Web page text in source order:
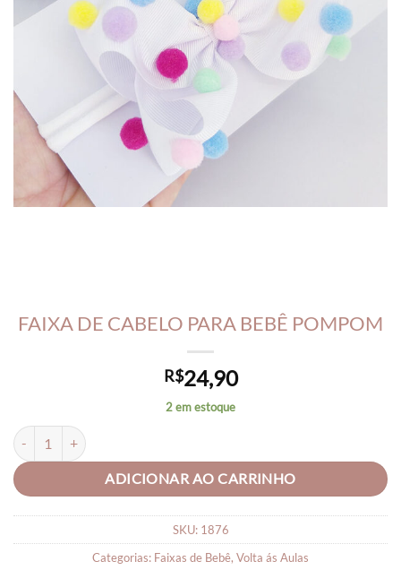
FAIXA DE CABELO PARA BEBÊ POMPOM
R$24,90
2 em estoque
FAIXA DE CABELO PARA BEBÊ POMPOM quantidade
ADICIONAR AO CARRINHO
SKU: 1876
Categorias: Faixas de Bebê, Volta ás Aulas